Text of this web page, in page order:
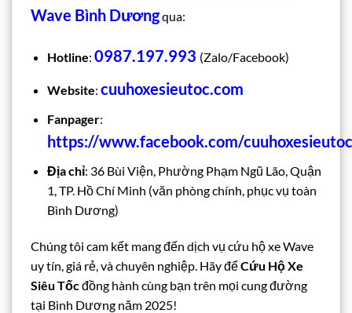
Wave Bình Dươngqua:
Hotline: 0987.197.993 (Zalo/Facebook)
Website: cuuhoxesieutoc.com
Fanpager:
https://www.facebook.com/
Địa chỉ: 36 Bùi Viện, Phường Phạm Ngũ Lão, Quận
1, TP. Hồ Chí Minh (văn phòng chính, phục vụ toàn
Bình Dương)
Chúng tôi cam kết mang đến dịch vụ cứu hộ xe Wave
uy tín, giá rẻ, và chuyên nghiệp. Hãy đểCứu Hộ Xe
Siêu Tốcđồng hành cùng bạn trên mọi cung đường
tại Bình Dương năm 2025!